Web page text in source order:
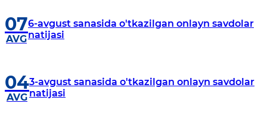
07
AVG
6-avgust sanasida o'tkazilgan onlayn savdolar
natijasi
04
AVG
3-avgust sanasida o'tkazilgan onlayn savdolar
natijasi